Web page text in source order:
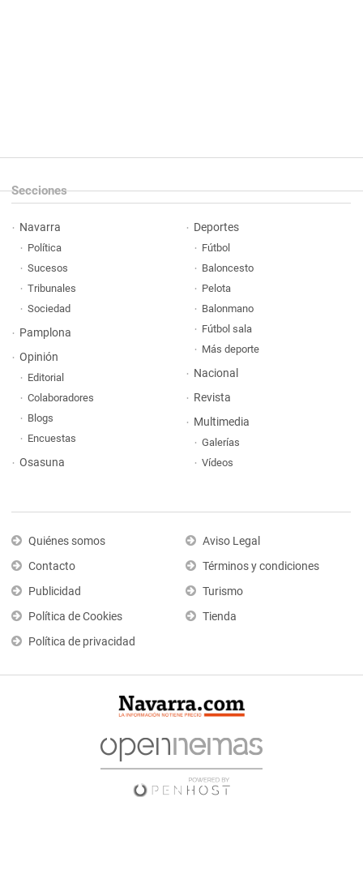
Secciones
Navarra
Política
Sucesos
Tribunales
Sociedad
Pamplona
Opinión
Editorial
Colaboradores
Blogs
Encuestas
Osasuna
Deportes
Fútbol
Baloncesto
Pelota
Balonmano
Fútbol sala
Más deporte
Nacional
Revista
Multimedia
Galerías
Vídeos
Quiénes somos
Contacto
Publicidad
Política de Cookies
Política de privacidad
Aviso Legal
Términos y condiciones
Turismo
Tienda